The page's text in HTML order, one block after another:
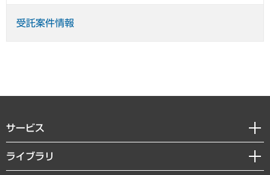
受託案件情報
サービス
経営戦略
組織・人事戦略
ライブラリ